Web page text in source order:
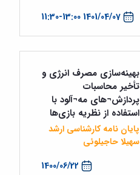
1401/04/07 11:30-13:00
1400/06/22
بهینه‌سازی مصرف انرژی و
تأخیر محاسبات
پردازش¬های مه¬آلود با
استفاده از نظریه بازی‌ها
پایان نامه کارشناسی ارشد
سهیلا حاجیلوئی